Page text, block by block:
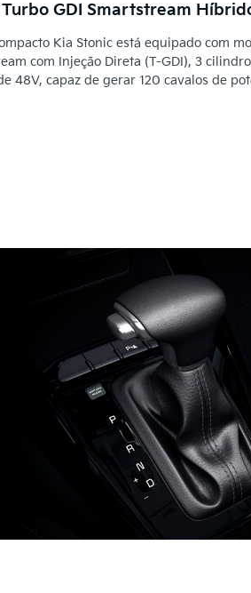
GDI Smartstream
Kia Stonic está equipado com
com Injeção Direta (T-GDI), 3
48V, capaz de gerar 120 cavalos de